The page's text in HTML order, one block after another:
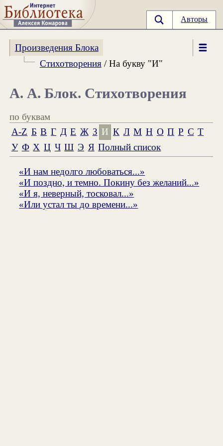
Авторы
Произведения Блока
Стихотворения/ На букву "И"
А. А. Блок. Стихотворения
по буквам
A-Z Б В Г Д Е Ж З И К Л М Н О П Р С Т
У Ф Х Ц Ч Ш Э Я Полный список
«И нам недолго любоваться...»
«И поздно, и темно. Покину без желаний...»
«И я, неверный, тосковал...»
«Или устал ты до времени...»